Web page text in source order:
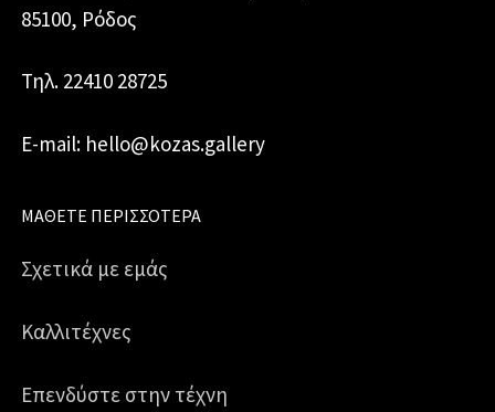
85100, Ρόδος
Τηλ. 22410 28725
E-mail: hello@kozas.gallery
ΜΆΘΕΤΕ ΠΕΡΙΣΣΌΤΕΡΑ
Σχετικά με εμάς
Καλλιτέχνες
Επενδύστε στην τέχνη